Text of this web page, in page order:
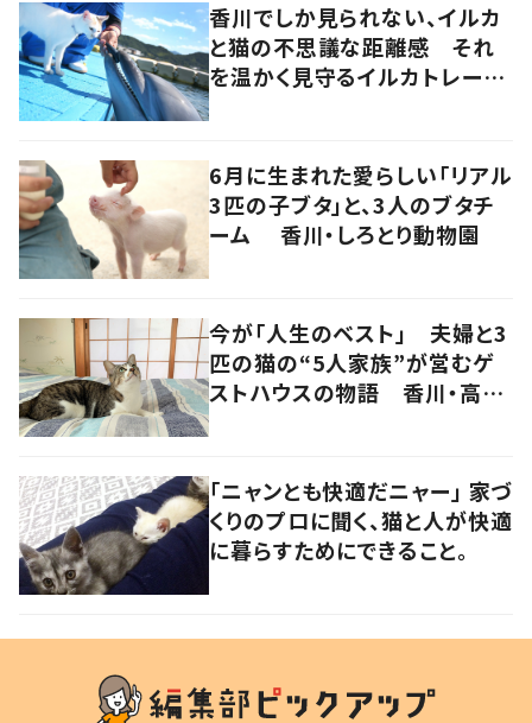
香川でしか見られない、イルカ
と猫の不思議な距離感 それ
を温かく見守るイルカトレーナ
6月に生まれた愛らしい「リアル
3匹の子ブタ」と、3人のブタチ
ーム 香川・しろとり動物園
今が「人生のベスト」 夫婦と3
匹の猫の“5人家族”が営むゲ
ストハウスの物語 香川・高松
「ニャンとも快適だニャー」 家づ
くりのプロに聞く、猫と人が快適
に暮らすためにできること。